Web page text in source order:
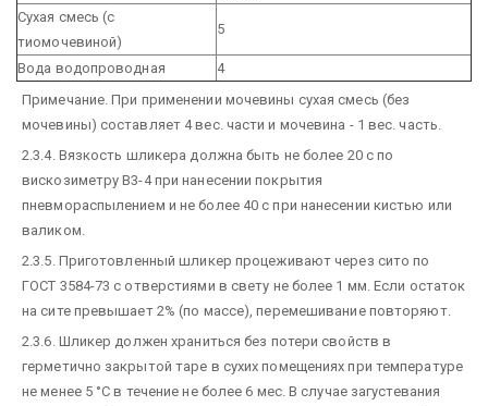
Сухая смесь (с
тиомочевиной)
5
Вода водопроводная
4
Примечание. При применении мочевины сухая смесь (без
мочевины) составляет 4 вес. части и мочевина - 1 вес. часть.
2.3.4. Вязкость шликера должна быть не более 20 с по
вискозиметру B3-4 при нанесении покрытия
пневмораспылением и не более 40 с при нанесении кистью или
валиком.
2.3.5. Приготовленный шликер процеживают через сито по
ГОСТ 3584-73 с отверстиями в свету не более 1 мм. Если остаток
на сите превышает 2% (по массе), перемешивание повторяют.
2.3.6. Шликер должен храниться без потери свойств в
герметично закрытой таре в сухих помещениях при температуре
не менее 5 °С в течение не более 6 мес. В случае загустевания